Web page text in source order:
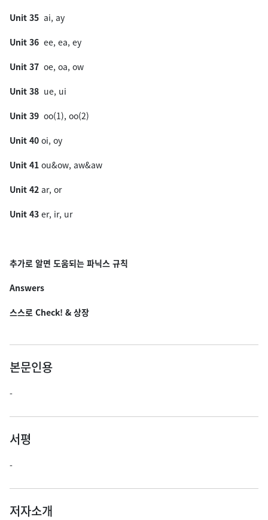
Unit 35 ai, ay
Unit 36 ee, ea, ey
Unit 37 oe, oa, ow
Unit 38 ue, ui
Unit 39 oo(1), oo(2)
Unit 40 oi, oy
Unit 41 ou&ow, aw&aw
Unit 42 ar, or
Unit 43 er, ir, ur
추가로 알면 도움되는 파닉스 규칙
Answers
스스로 Check! & 상장
본문인용
-
서평
-
저자소개